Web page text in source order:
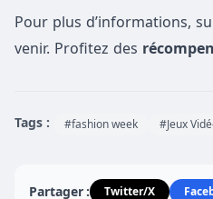
Pour plus d’informations,
venir. Profitez des
Tags : #fashion week #Jeux
Partager : Twitter/X